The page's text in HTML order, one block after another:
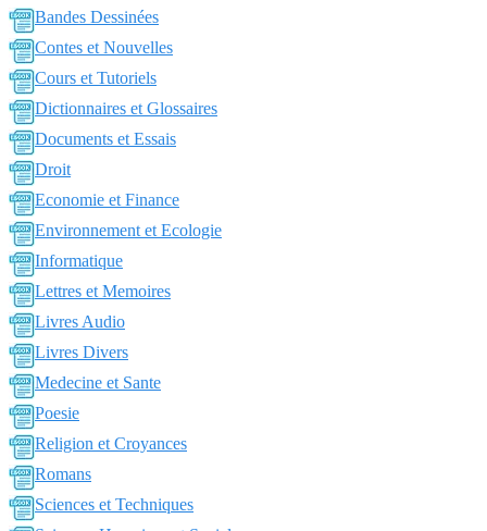
Bandes Dessinées
Contes et Nouvelles
Cours et Tutoriels
Dictionnaires et Glossaires
Documents et Essais
Droit
Economie et Finance
Environnement et Ecologie
Informatique
Lettres et Memoires
Livres Audio
Livres Divers
Medecine et Sante
Poesie
Religion et Croyances
Romans
Sciences et Techniques